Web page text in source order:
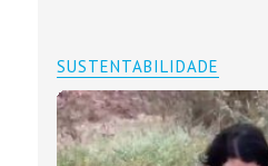
SUSTENTABILIDADE